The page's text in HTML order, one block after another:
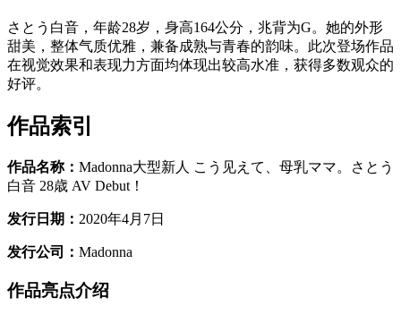
さとう白音，年龄28岁，身高164公分，兆背为G。她的外形
甜美，整体气质优雅，兼备成熟与青春的韵味。此次登场作品
在视觉效果和表现力方面均体现出较高水准，获得多数观众的
好评。
作品索引
作品名称： Madonna大型新人 こう见えて、母乳ママ。さとう
白音 28歳 AV Debut！
发行日期： 2020年4月7日
发行公司： Madonna
作品亮点介绍